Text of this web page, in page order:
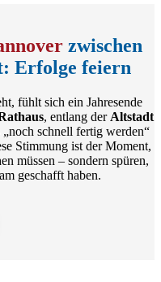
zwischen
Erfolge feiern
fühlt sich ein Jahresende
, entlang der Altstadt
schnell fertig werden“
Stimmung ist der Moment,
müssen – sondern spüren,
geschafft haben.